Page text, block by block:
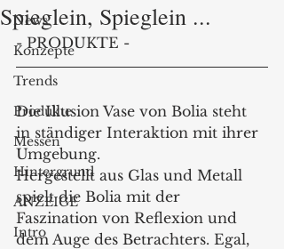
News
Konzepte
Trends
Produkte
Messen
Hintergrund
ANZEIGE
Intro
Spieglein, Spieglein ...
- PRODUKTE -
Die Illusion Vase von Bolia steht
in ständiger Interaktion mit ihrer
Umgebung.
Hergestellt aus Glas und Metall
spielt die Bolia mit der
Faszination von Reflexion und
dem Auge des Betrachters. Egal,